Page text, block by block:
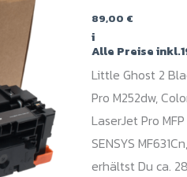
89,00 €
i
Alle Preise
Little Ghost 2
Pro M252dw,
LaserJet Pro
SENSYS
erhältst Du ca.